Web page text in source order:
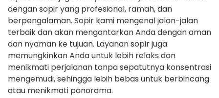
dengan sopir yang profesional, ramah, dan
berpengalaman. Sopir kami mengenal jalan-jalan
terbaik dan akan mengantarkan Anda dengan aman
dan nyaman ke tujuan. Layanan sopir juga
memungkinkan Anda untuk lebih relaks dan
menikmati perjalanan tanpa sepatutnya konsentrasi
mengemudi, sehingga lebih bebas untuk berbincang
atau menikmati panorama.